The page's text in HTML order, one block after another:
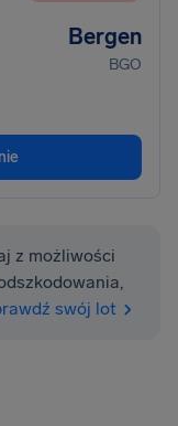
Bergen
BGO
z możliwości
swój lot